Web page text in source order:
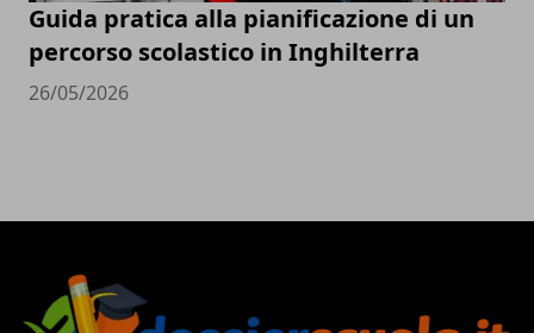
Guida pratica alla pianificazione di un
percorso scolastico in Inghilterra
26/05/2026